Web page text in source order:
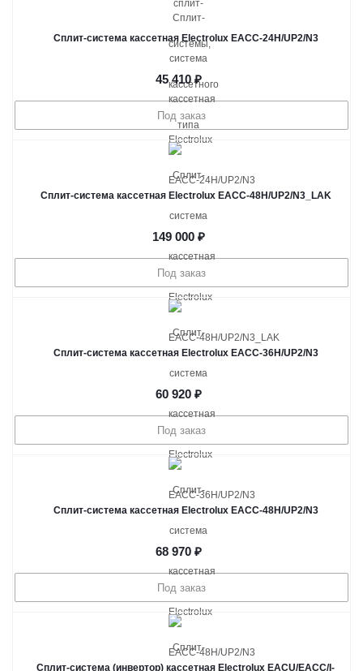
Сплит-система кассетная Electrolux EACС-24H/UP2/N3
45 410₽
Под заказ
Сплит-система кассетная Electrolux EACС-48H/UP2/N3_LAK
149 000 ₽
Под заказ
Сплит-система кассетная Electrolux EACС-36H/UP2/N3
60 920 ₽
Под заказ
Сплит-система кассетная Electrolux EACС-48H/UP2/N3
68 970 ₽
Под заказ
Сплит-система (инвертор) кассетная Electrolux EACU/EACС/I-